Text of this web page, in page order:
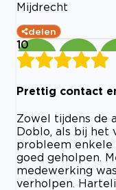
Mijdrecht
delen
10
Prettig contact
Zowel tijdens de
Doblo, als bij het
probleem enkele
goed geholpen.
medewerking
verholpen.